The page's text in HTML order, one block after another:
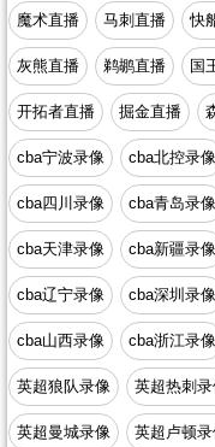
魔术直播 马刺直播 快
灰熊直播 鹈鹕直播 国
开拓者直播 掘金直播
cba宁波录像 cba北控录像
cba四川录像 cba青岛录像
cba天津录像 cba新疆录像
cba辽宁录像 cba深圳录像
cba山西录像 cba浙江录像
英超狼队录像 英超热刺
英超曼城录像 英超卢顿